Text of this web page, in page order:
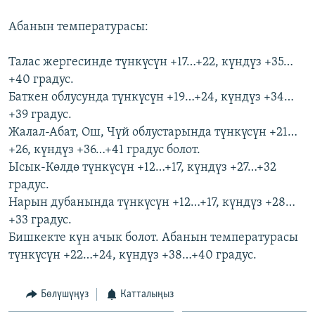
ЭЖЕ-СИҢДИЛЕР
АЗАТТЫК+
ЫҢГАЙСЫЗ СУРООЛОР
ОНЛАЙН ШЕРИНЕ
ЭЕ/АРнун бардык сайттары
Абанын температурасы:
Талас жергесинде түнкүсүн +17…+22, күндүз +35…
+40 градус.
Баткен облусунда түнкүсүн +19…+24, күндүз +34…
+39 градус.
Жалал-Абат, Ош, Чүй облустарында түнкүсүн +21…
+26, күндүз +36…+41 градус болот.
Ысык-Көлдө түнкүсүн +12…+17, күндүз +27…+32
градус.
Нарын дубанында түнкүсүн +12…+17, күндүз +28…
+33 градус.
Бишкекте күн ачык болот. Абанын температурасы
түнкүсүн +22…+24, күндүз +38…+40 градус.
Бөлүшүңүз Катталыңыз